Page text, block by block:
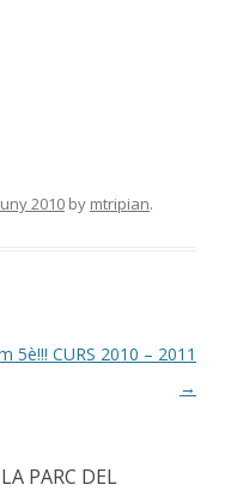
2010 by mtripian.
5è!!! CURS 2010 – 2011
→
PARC DEL